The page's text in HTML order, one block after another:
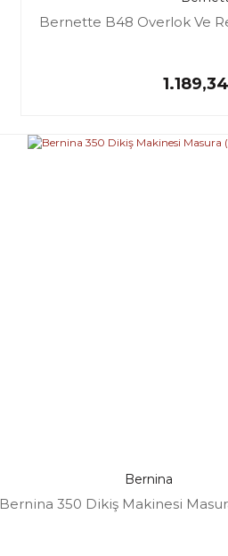
Bernette B48 Overlok Ve
Bernina
Bernina 350 Dikiş Makinesi